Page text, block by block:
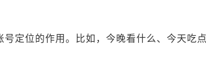
定位的作用。比如，今晚看什么、今天吃